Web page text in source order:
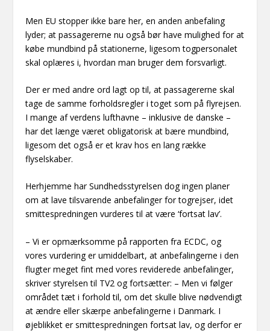
Men EU stopper ikke bare her, en anden anbefaling
lyder; at passagererne nu også bør have mulighed for at
købe mundbind på stationerne, ligesom togpersonalet
skal oplæres i, hvordan man bruger dem forsvarligt.
Der er med andre ord lagt op til, at passagererne skal
tage de samme forholdsregler i toget som på flyrejsen.
I mange af verdens lufthavne – inklusive de danske –
har det længe været obligatorisk at bære mundbind,
ligesom det også er et krav hos en lang række
flyselskaber.
Herhjemme har Sundhedsstyrelsen dog ingen planer
om at lave tilsvarende anbefalinger for togrejser, idet
smittespredningen vurderes til at være ‘fortsat lav’.
– Vi er opmærksomme på rapporten fra ECDC, og
vores vurdering er umiddelbart, at anbefalingerne i den
flugter meget fint med vores reviderede anbefalinger,
skriver styrelsen til TV2 og fortsætter: – Men vi følger
området tæt i forhold til, om det skulle blive nødvendigt
at ændre eller skærpe anbefalingerne i Danmark. I
øjeblikket er smittespredningen fortsat lav, og derfor er